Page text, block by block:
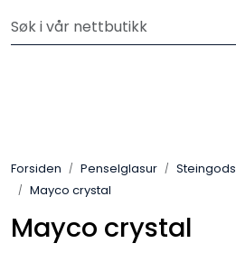
Velkommen til vår nye
Forsiden Penselglasur
Mayco crystal
Mayco crystal
Pulverglasur
Håndverktøy